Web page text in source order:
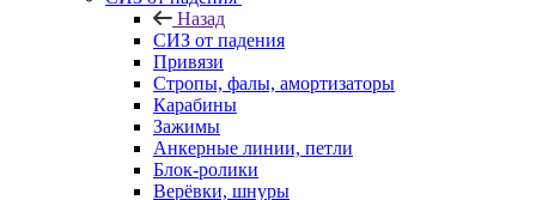
Назад
СИЗ от падения
Привязи
Стропы, фалы, амортизаторы
Карабины
Зажимы
Анкерные линии, петли
Блок-ролики
Верёвки, шнуры